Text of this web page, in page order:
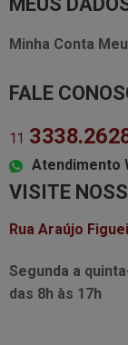
Minha Conta
FALE
11
Atendimento
VISITE
Rua Araújo
Segunda a
das 8h às 17h